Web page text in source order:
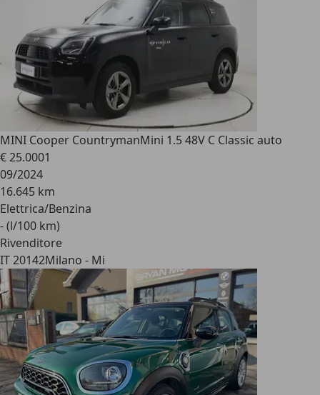
MINI Cooper CountrymanMini 1.5 48V C Classic auto
€ 25.0001
09/2024
16.645 km
Elettrica/Benzina
- (l/100 km)
Rivenditore
IT 20142Milano - Mi